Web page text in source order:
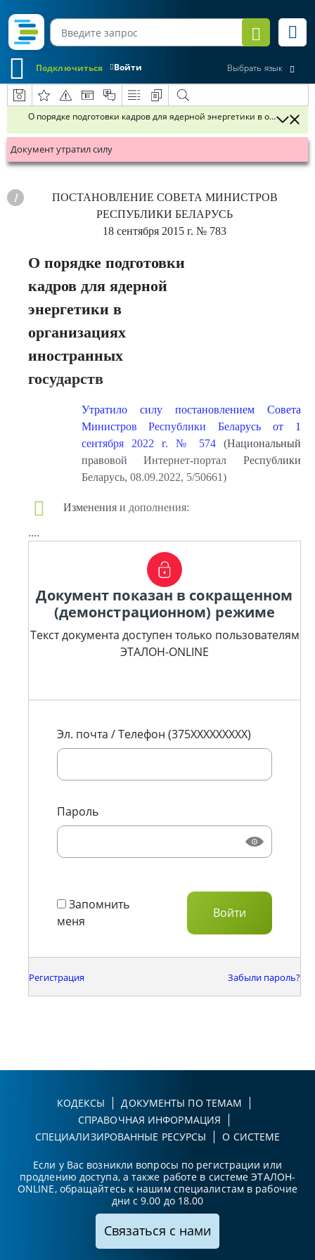
Войти
Подключиться Выбрать язык
О порядке подготовки кадров для ядерной энергетики в
Документ утратил силу
ПОСТАНОВЛЕНИЕ СОВЕТА МИНИСТРОВ
РЕСПУБЛИКИ БЕЛАРУСЬ
18 сентября 2015 г. № 783
О порядке подготовки
кадров для ядерной
энергетики в
организациях
иностранных
государств
Утратило силу постановлением Совета
Министров Республики Беларусь от 1
сентября 2022 г. № 574(Национальный
правовой Интернет-портал Республики
Беларусь, 08.09.2022, 5/50661)
Изменения и дополнения:
....
Документ показан в сокращенном
(демонстрационном) режиме
Текст документа доступен только пользователям
ЭТАЛОН-ONLINE
Эл. почта / Телефон (375XXXXXXXXX)
Пароль
Запомнить
меня
Регистрация Забыли пароль?
КОДЕКСЫ
ДОКУМЕНТЫ ПО ТЕМАМ
СПРАВОЧНАЯ ИНФОРМАЦИЯ
СПЕЦИАЛИЗИРОВАННЫЕ РЕСУРСЫ
О СИСТЕМЕ
Если у Вас возникли вопросы по регистрации или
продлению доступа, а также работе в системе ЭТАЛОН-
ONLINE, обращайтесь к нашим специалистам в рабочие
дни с 9.00 до 18.00
Связаться с нами